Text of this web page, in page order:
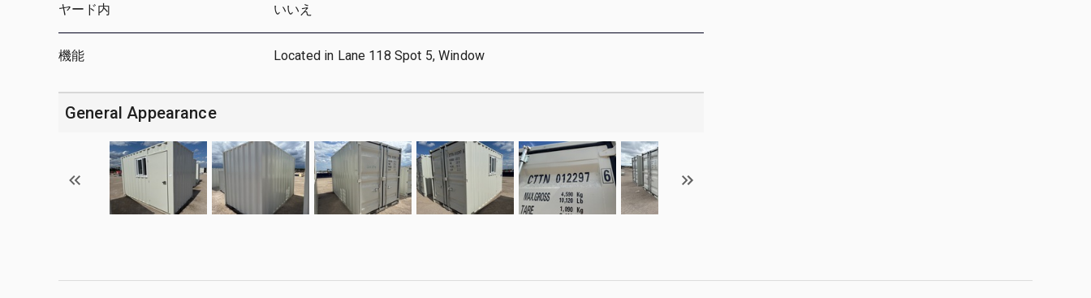
ヤード内 いいえ
機能 Located in Lane 118 Spot 5, Window
General Appearance